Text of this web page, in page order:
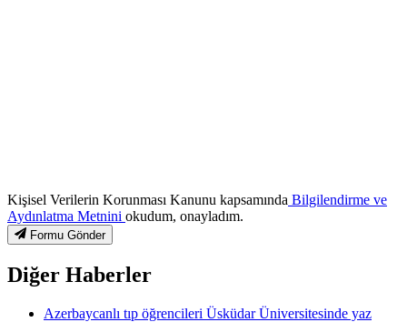
Kişisel Verilerin Korunması Kanunu kapsamında Bilgilendirme ve
Aydınlatma Metnini okudum, onayladım.
Formu Gönder
Diğer Haberler
Azerbaycanlı tıp öğrencileri Üsküdar Üniversitesinde yaz